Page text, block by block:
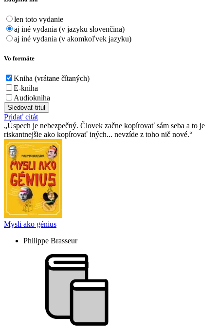
len toto vydanie
aj iné vydania (v jazyku slovenčina)
aj iné vydania (v akomkoľvek jazyku)
Vo formáte
Kniha (vrátane čítaných)
E-kniha
Audiokniha
Sledovať titul
Pridať citát
Úspech je nebezpečný. Človek začne kopírovať sám seba a to je
riskantnejšie ako kopírovať iných... nevzíde z toho nič nové.
Mysli ako génius
Philippe Brasseur